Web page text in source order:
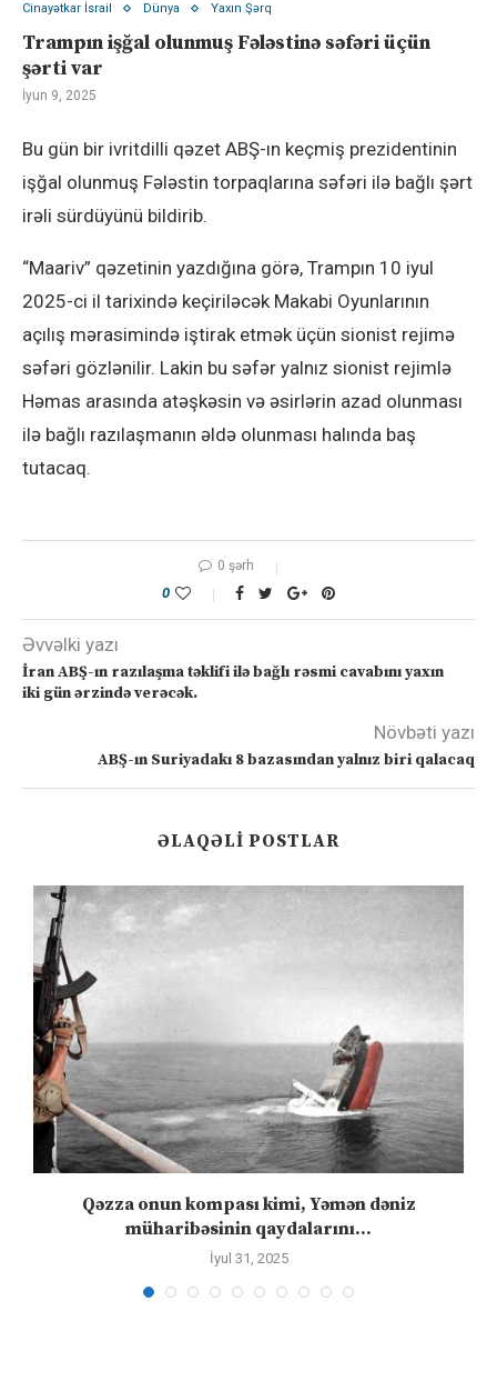
Cinayətkar İsrail Dünya Yaxın Şərq
Trampın işğal olunmuş Fələstinə səfəri üçün
şərti var
İyun 9, 2025
Bu gün bir ivritdilli qəzet ABŞ-ın keçmiş prezidentinin
işğal olunmuş Fələstin torpaqlarına səfəri ilə bağlı şərt
irəli sürdüyünü bildirib.
“Maariv” qəzetinin yazdığına görə, Trampın 10 iyul
2025-ci il tarixində keçiriləcək Makabi Oyunlarının
açılış mərasimində iştirak etmək üçün sionist rejimə
səfəri gözlənilir. Lakin bu səfər yalnız sionist rejimlə
Həmas arasında atəşkəsin və əsirlərin azad olunması
ilə bağlı razılaşmanın əldə olunması halında baş
tutacaq.
0 şərh
0
Əvvəlki yazı
İran ABŞ-ın razılaşma təklifi ilə bağlı rəsmi cavabını yaxın
iki gün ərzində verəcək.
Növbəti yazı
ABŞ-ın Suriyadakı 8 bazasından yalnız biri qalacaq
ƏLAQƏLI POSTLAR
Qəzza onun kompası kimi, Yəmən dəniz
müharibəsinin qaydalarını...
İyul 31, 2025